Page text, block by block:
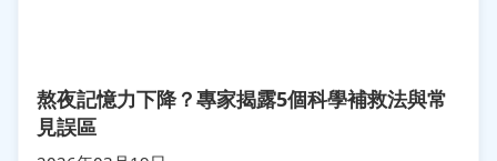
熬夜記憶力下降？專家揭露5個科學補救法與常
見誤區